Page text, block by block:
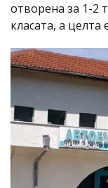
отворена за 1-2
класата, а